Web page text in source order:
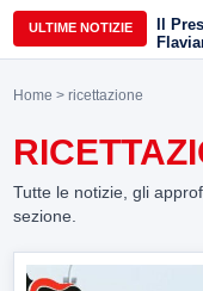
ULTIME NOTIZIE
Il
Home > ricettazione
Tutte le notizie, gli
sezione.